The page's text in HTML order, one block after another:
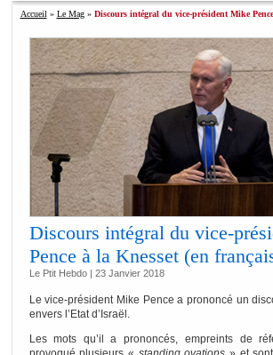
Accueil » Le Mag» Discours intégral du vice-président Mike
Discours intégral du vice-
Pence à la Knesset (en
Le Ptit Hebdo | 23 Janvier 2018
Le vice-président Mike Pence a prononcé un
envers l’Etat d’Israël.
Les mots qu’il a prononcés, empreints de